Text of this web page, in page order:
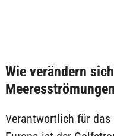
Wie verändern
Verantwortlich für